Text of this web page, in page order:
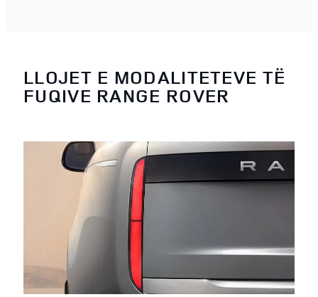
LLOJET E MODALITETEVE TË
FUQIVE RANGE ROVER